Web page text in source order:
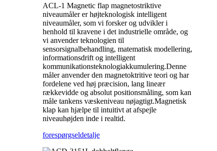
ACL-1 Magnetic flap magnetostriktive
niveaumåler er højteknologisk intelligent
niveaumåler, som vi forsker og udvikler i
henhold til kravene i det industrielle område, og
vi anvender teknologien til
sensorsignalbehandling, matematisk modellering,
informationsdrift og intelligent
kommunikationsteknologiakkumulering.Denne
måler anvender den magnetoktritive teori og har
fordelene ved høj præcision, lang lineær
rækkevidde og absolut positionsmåling, som kan
måle tankens væskeniveau nøjagtigt.Magnetisk
klap kan hjælpe til intuitivt at afspejle
niveauhøjden inde i realtid.
forespørgseldetalje